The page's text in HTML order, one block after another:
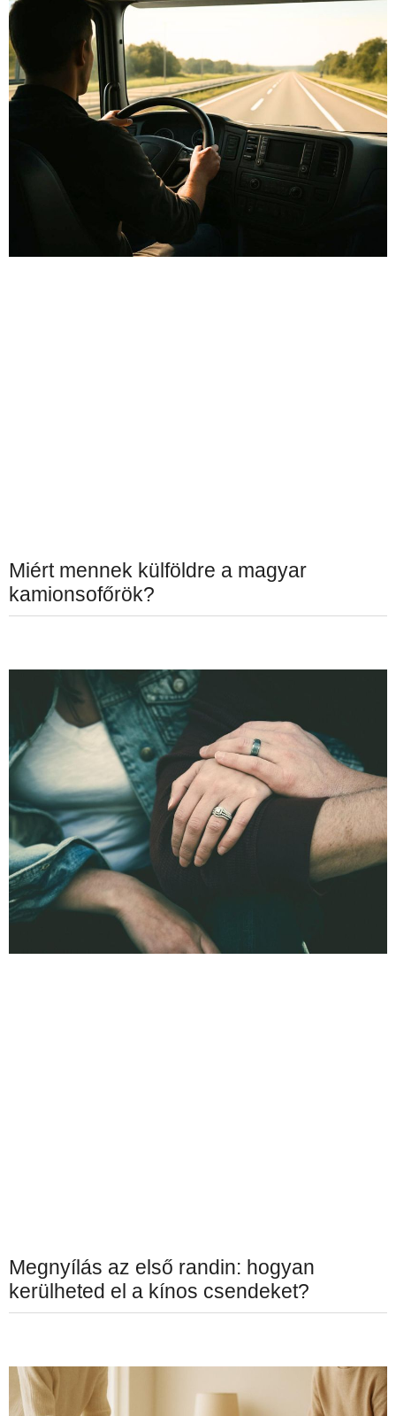
Miért mennek külföldre a magyar
kamionsofőrök?
Megnyílás az első randin: hogyan
kerülheted el a kínos csendeket?